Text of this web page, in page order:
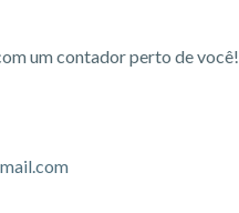
um contador perto de você!